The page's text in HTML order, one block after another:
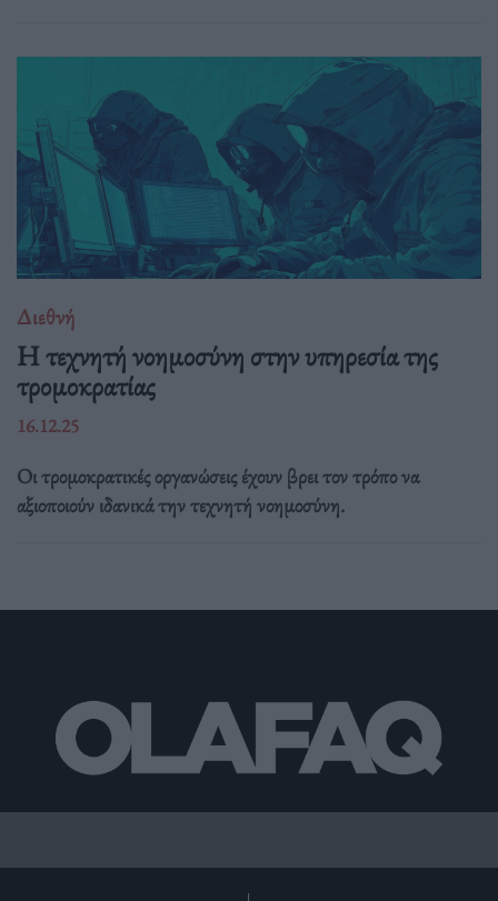
Διεθνή
Η τεχνητή νοημοσύνη στην υπηρεσία της
τρομοκρατίας
16.12.25
Οι τρομοκρατικές οργανώσεις έχουν βρει τον τρόπο να
αξιοποιούν ιδανικά την τεχνητή νοημοσύνη.